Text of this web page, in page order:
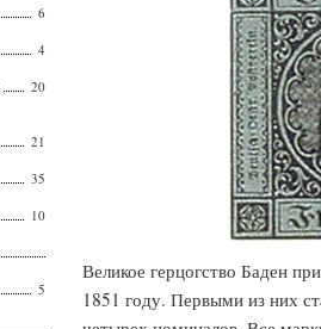
Великое герцогство Баден
1851 году. Первыми из них
6
4
20
21
35
10
5